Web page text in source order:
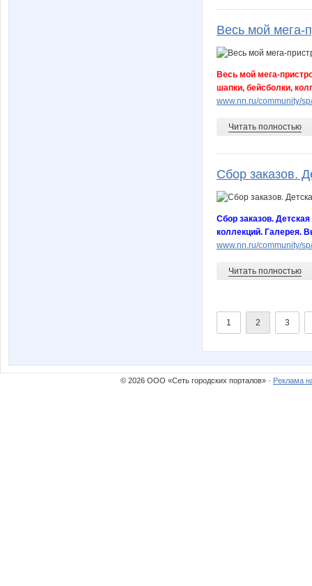
Весь мой мега-
Весь мой мега-
шапки, бейсболки,
www.nn.ru/community/
Читать полностью
Сбор заказов.
Сбор заказов.
коллекций. Галерея.
www.nn.ru/community/
Читать полностью
1 2 3
© 2026 ООО «Сеть городских порталов» · Реклама